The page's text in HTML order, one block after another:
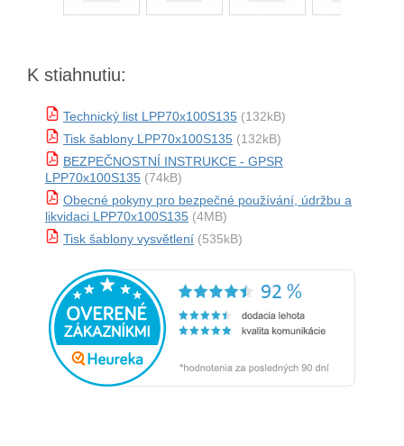
K stiahnutiu:
Technický list LPP70x100S135 (132kB)
Tisk šablony LPP70x100S135 (132kB)
BEZPEČNOSTNÍ INSTRUKCE - GPSR
LPP70x100S135 (74kB)
Obecné pokyny pro bezpečné používání, údržbu a
likvidaci LPP70x100S135 (4MB)
Tisk šablony vysvětlení (535kB)